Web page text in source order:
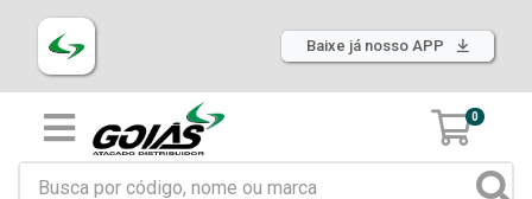
Baixe já nosso APP
0